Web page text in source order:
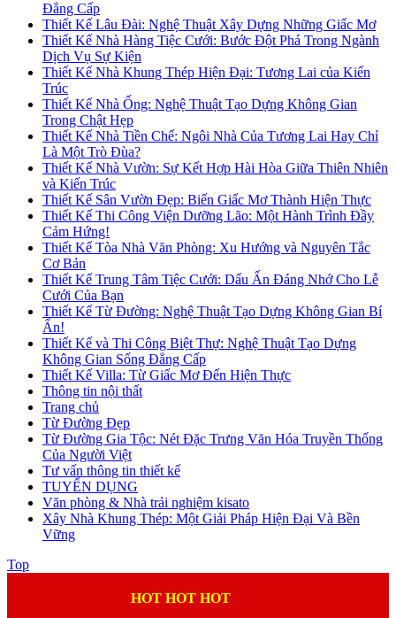
Đẳng Cấp
Thiết Kế Lâu Đài: Nghệ Thuật Xây Dựng Những Giấc Mơ
Thiết Kế Nhà Hàng Tiệc Cưới: Bước Đột Phá Trong Ngành
Dịch Vụ Sự Kiện
Thiết Kế Nhà Khung Thép Hiện Đại: Tương Lai của Kiến
Trúc
Thiết Kế Nhà Ống: Nghệ Thuật Tạo Dựng Không Gian
Trong Chật Hẹp
Thiết Kế Nhà Tiền Chế: Ngôi Nhà Của Tương Lai Hay Chỉ
Là Một Trò Đùa?
Thiết Kế Nhà Vườn: Sự Kết Hợp Hài Hòa Giữa Thiên Nhiên
và Kiến Trúc
Thiết Kế Sân Vườn Đẹp: Biến Giấc Mơ Thành Hiện Thực
Thiết Kế Thi Công Viện Dưỡng Lão: Một Hành Trình Đầy
Cảm Hứng!
Thiết Kế Tòa Nhà Văn Phòng: Xu Hướng và Nguyên Tắc
Cơ Bản
Thiết Kế Trung Tâm Tiệc Cưới: Dấu Ấn Đáng Nhớ Cho Lễ
Cưới Của Bạn
Thiết Kế Từ Đường: Nghệ Thuật Tạo Dựng Không Gian Bí
Ẩn!
Thiết Kế và Thi Công Biệt Thự: Nghệ Thuật Tạo Dựng
Không Gian Sống Đẳng Cấp
Thiết Kế Villa: Từ Giấc Mơ Đến Hiện Thực
Thông tin nội thất
Trang chủ
Từ Đường Đẹp
Từ Đường Gia Tộc: Nét Đặc Trưng Văn Hóa Truyền Thống
Của Người Việt
Tư vấn thông tin thiết kế
TUYỂN DỤNG
Văn phòng & Nhà trải nghiệm kisato
Xây Nhà Khung Thép: Một Giải Pháp Hiện Đại Và Bền
Vững
Top
HOT HOT HOT